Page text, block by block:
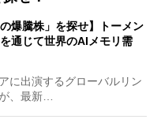
爆騰株」を探せ】トーメン
通じて世界のAIメモリ需
に出演するグローバルリン
、最新…